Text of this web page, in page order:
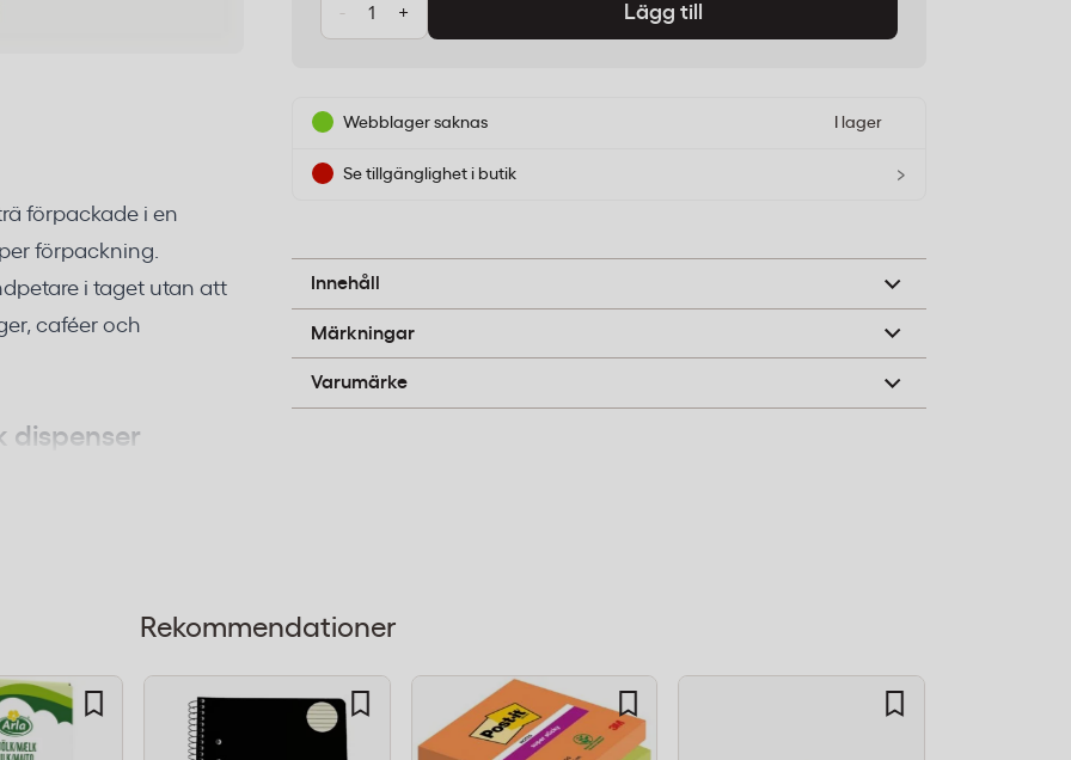
förpackade i en
förpackning.
i taget utan att
caféer och
dispenser
- + Lägg till
Webblager saknas I lager
Se tillgänglighet i butik ›
Innehåll
Trä
Märkningar
B-pil
Varumärke
Papstar
Rekommendationer